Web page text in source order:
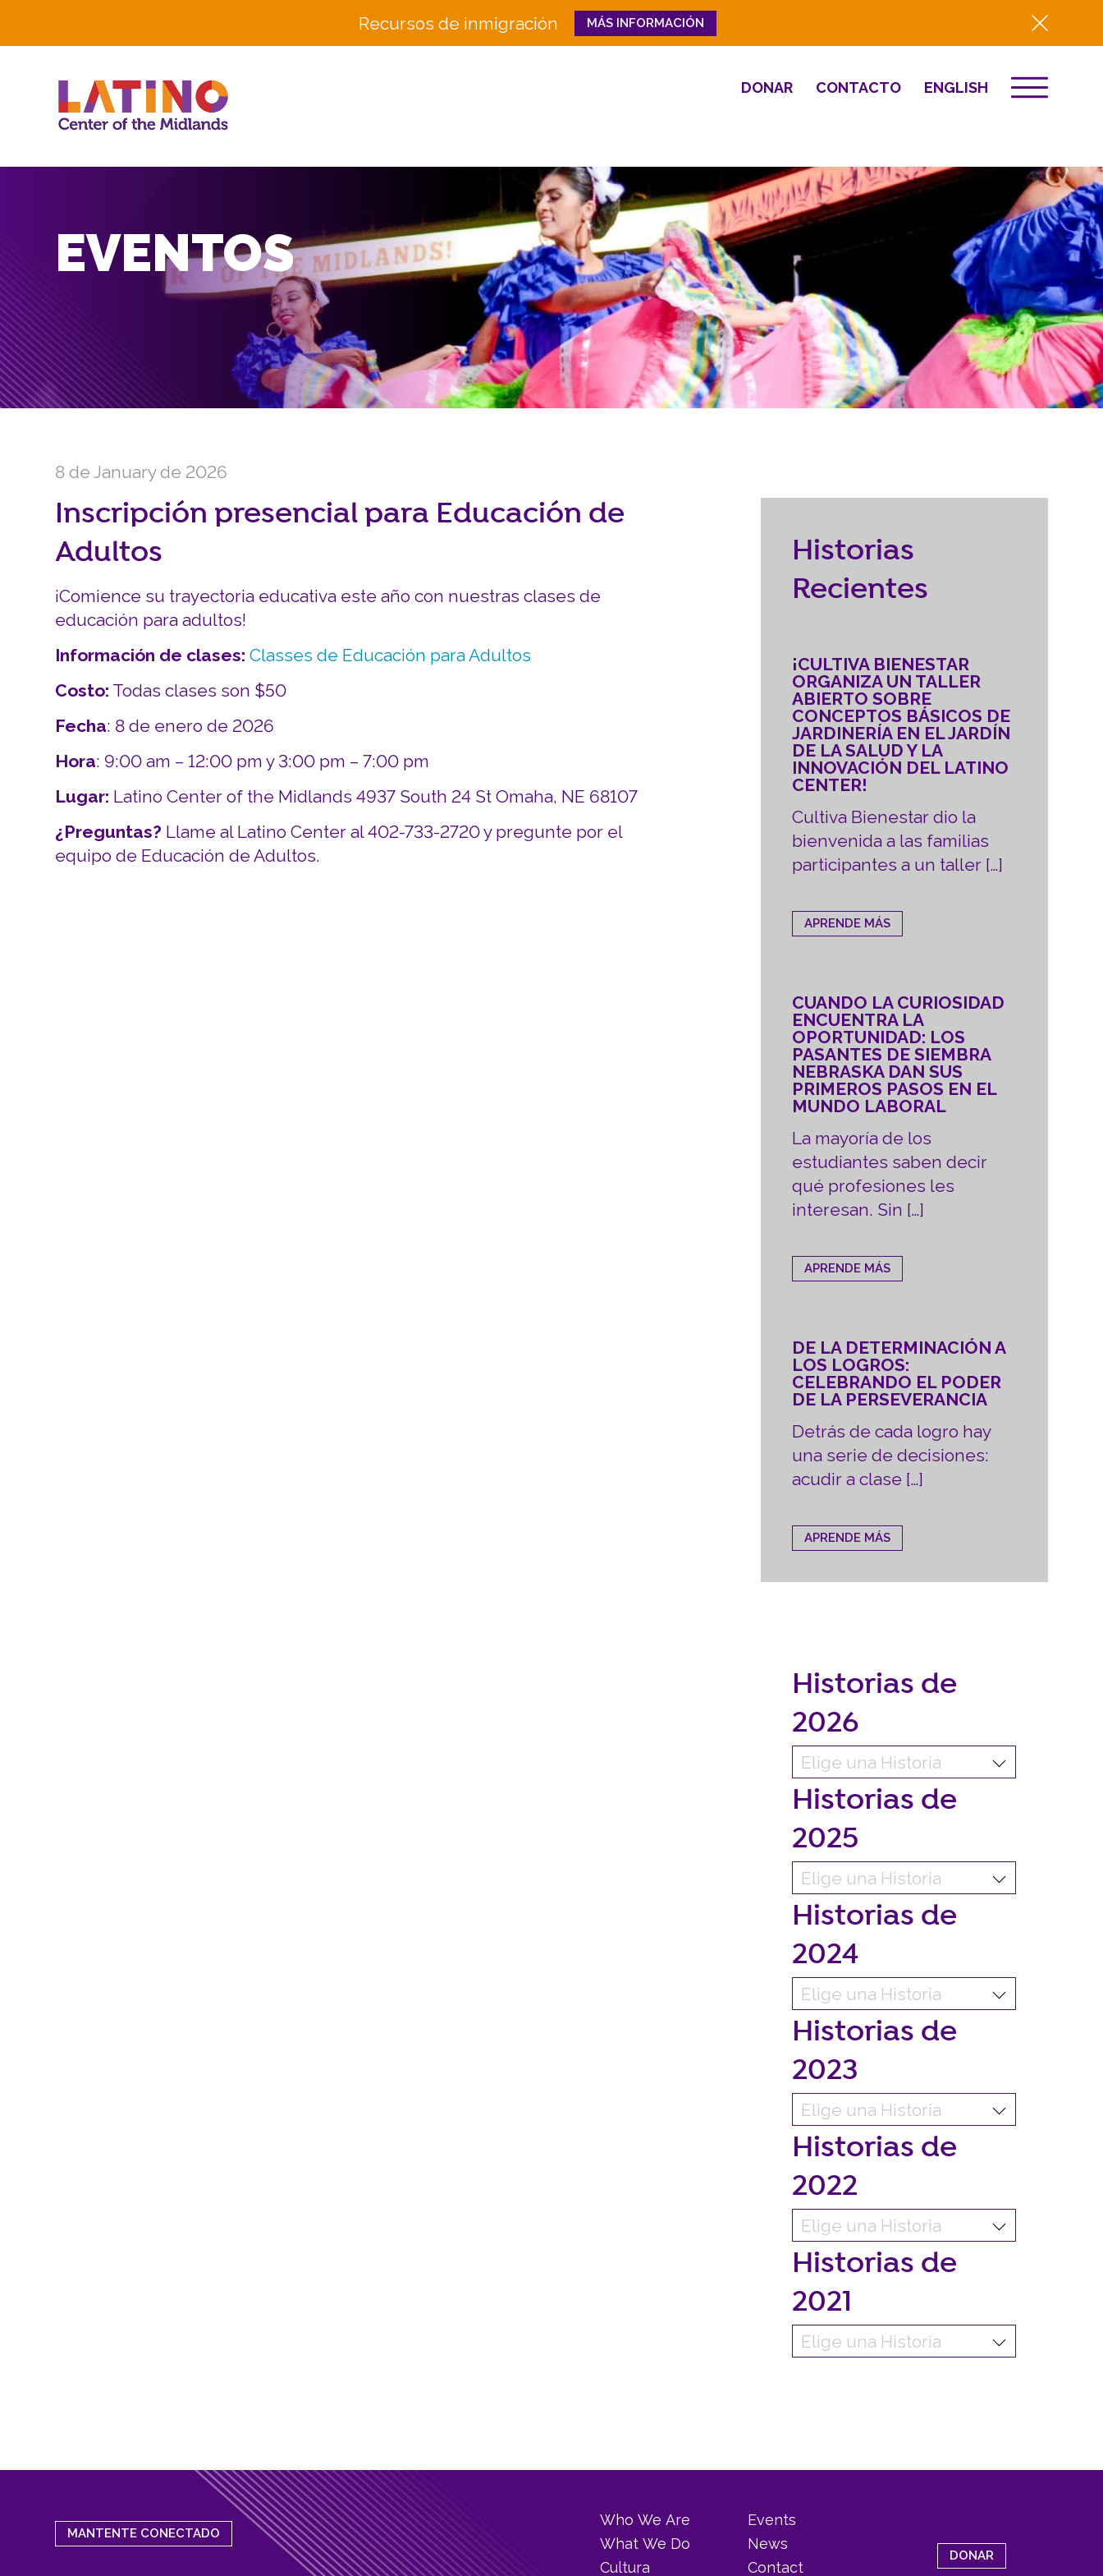
Recursos de inmigración MÁS INFORMACIÓN
Close
DONAR CONTACTO ENGLISH
SOMOS
Equipo
Historia
Educación e Innovación
en la Fuerza Laboral
Senderos Hacia el Éxito
Bienestar Familiar y Comunitario
CULTURA
INVOLUCRARSE
Carreras y Pasantías
Destino 2026
NOTICIAS
Prensa
Resumen del año
Renovación y
Reubicación
CONTACTO
DONAR
EVENTOS
8 de January de 2026
Inscripción presencial para Educación de
Adultos
¡Comience su trayectoria educativa este año con nuestras clases de
educación para adultos!
Información de clases:Classes de Educación para Adultos
Costo: Todas clases son $50
Fecha: 8 de enero de 2026
Hora: 9:00 am – 12:00 pm y 3:00 pm – 7:00 pm
Lugar: Latino Center of the Midlands 4937 South 24 St Omaha, NE 68107
¿Preguntas? Llame al Latino Center al 402-733-2720 y pregunte por el
equipo de Educación de Adultos.
Historias
Recientes
¡CULTIVA BIENESTAR
ORGANIZA UN TALLER
ABIERTO SOBRE
CONCEPTOS BÁSICOS DE
JARDINERÍA EN EL JARDÍN
DE LA SALUD Y LA
INNOVACIÓN DEL LATINO
CENTER!
Cultiva Bienestar dio la
bienvenida a las familias
participantes a un taller […]
APRENDE MÁS
CUANDO LA CURIOSIDAD
ENCUENTRA LA
OPORTUNIDAD: LOS
PASANTES DE SIEMBRA
NEBRASKA DAN SUS
PRIMEROS PASOS EN EL
MUNDO LABORAL
La mayoría de los
estudiantes saben decir
qué profesiones les
interesan. Sin […]
APRENDE MÁS
DE LA DETERMINACIÓN A
LOS LOGROS:
CELEBRANDO EL PODER
DE LA PERSEVERANCIA
Detrás de cada logro hay
una serie de decisiones:
acudir a clase […]
APRENDE MÁS
Historias de
2026
Historias de
2025
Historias de
2024
Historias de
2023
Historias de
2022
Historias de
2021
MANTENTE CONECTADO
Who We Are
What We Do
Cultura
Events
News
Contact
DONAR